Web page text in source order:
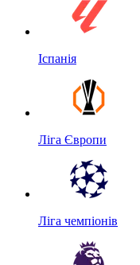
Іспанія
Ліга Європи
Ліга чемпіонів